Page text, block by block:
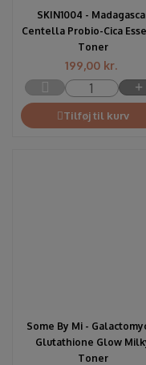
SKIN1004 -
Centella Probio-Cica
Toner
199,00 kr.
Tilføj til kurv
Some By Mi -
Glutathione Glow
Toner